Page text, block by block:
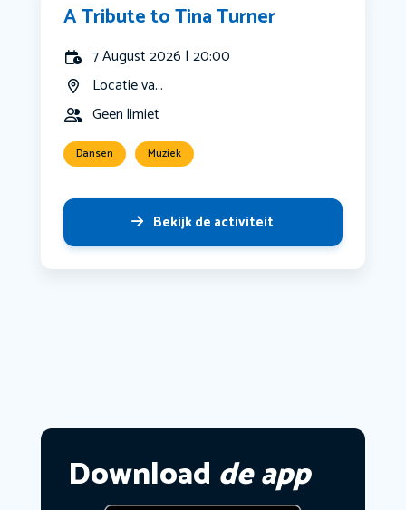
A Tribute to Tina Turner
7 August 2026 | 20:00
Locatie va...
Geen limiet
Dansen Muziek
Bekijk de activiteit
Download de app